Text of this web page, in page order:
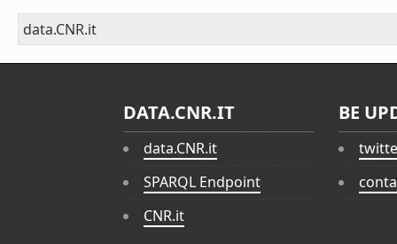
data.CNR.it
DATA.CNR.IT
data.CNR.it
SPARQL Endpoint
CNR.it
BE